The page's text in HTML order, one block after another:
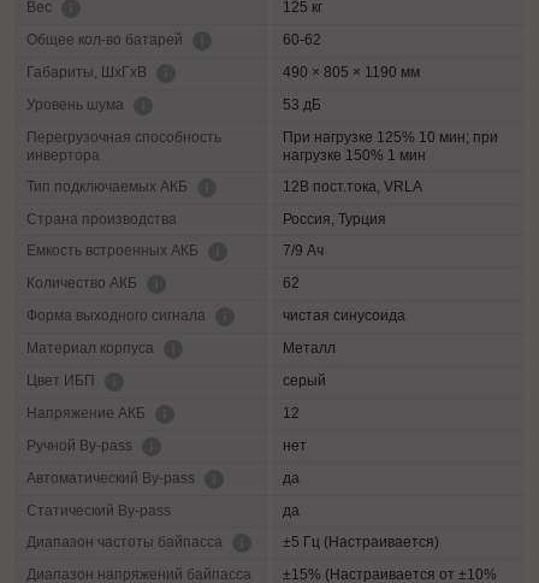
Вес
125 кг
Общее кол-во батарей
60-62
Габариты, ШхГхВ
490 × 805 × 1190 мм
Уровень шума
53 дБ
Перегрузочная способность
инвертора
При нагрузке 125% 10 мин; при
нагрузке 150% 1 мин
Тип подключаемых АКБ
12В пост.тока, VRLA
Страна производства
Россия, Турция
Емкость встроенных АКБ
7/9 Ач
Количество АКБ
62
Форма выходного сигнала
чистая синусоида
Материал корпуса
Металл
Цвет ИБП
серый
Напряжение АКБ
12
Ручной By-pass
нет
Автоматический By-pass
да
Статический By-pass
да
Диапазон частоты байпасса
±5 Гц (Настраивается)
Диапазон напряжений байпасса
±15% (Настраивается от ±10%